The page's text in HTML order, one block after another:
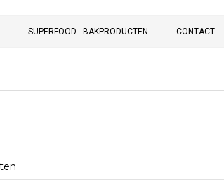
SUPERFOOD - BAKPRODUCTEN CONTACT